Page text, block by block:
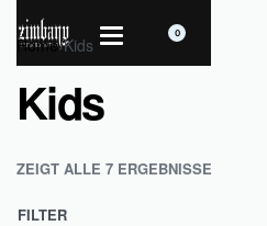
0
Home›Kids
Kids
ZEIGT ALLE 7 ERGEBNISSE
FILTER